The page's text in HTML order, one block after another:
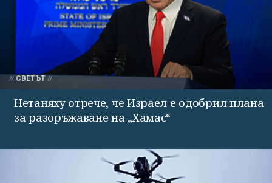
СВЕТЪТ
Нетаняху отрече, че Израел е одобрил плана
за разоръжаване на „Хамас“